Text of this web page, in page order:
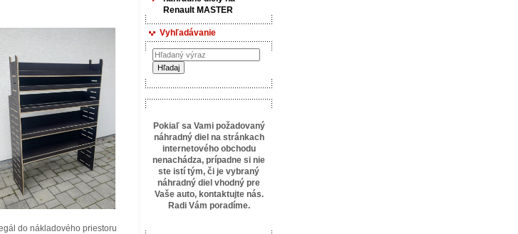
Renault MASTER
Vyhľadávanie
Pokiaľ sa Vami požadovaný
náhradný diel na stránkach
internetového obchodu
nenachádza, prípadne si nie
ste istí tým, či je vybraný
náhradný diel vhodný pre
Vaše auto, kontaktujte nás.
Radi Vám poradíme.
do nákladového priestoru